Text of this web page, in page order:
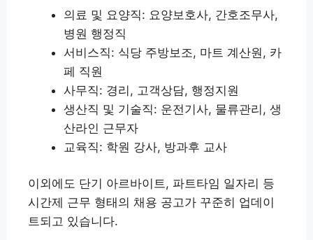
의료 및 요양직: 요양보호사, 간호조무사,
병원 행정직
서비스직: 식당 주방보조, 마트 계산원, 카
페 직원
사무직: 경리, 고객상담, 행정지원
생산직 및 기술직: 운전기사, 물류관리, 생
산라인 근무자
교육직: 학원 강사, 방과후 교사
이외에도 단기 아르바이트, 파트타임 일자리 등
시간제 근무 형태의 채용 공고가 꾸준히 업데이
트되고 있습니다.